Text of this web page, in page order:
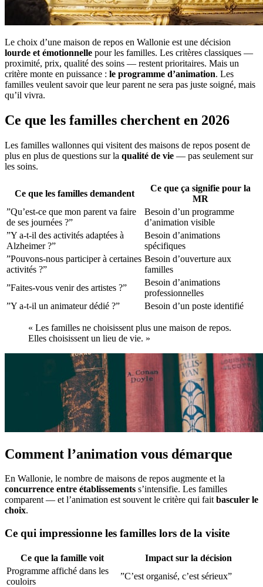
Le choix d’une maison de repos en Wallonie est une décision
lourde et émotionnelle pour les familles. Les critères classiques —
proximité, prix, qualité des soins — restent prioritaires. Mais un
critère monte en puissance : le programme d’animation. Les
familles veulent savoir que leur parent ne sera pas juste soigné, mais
qu’il vivra.
Ce que les familles cherchent en 2026
Les familles wallonnes qui visitent des maisons de repos posent de
plus en plus de questions sur la qualité de vie — pas seulement sur
les soins.
Ce que les familles demandent
Ce que ça signifie pour la
MR
”Qu’est-ce que mon parent va faire
de ses journées ?”
Besoin d’un programme
d’animation visible
”Y a-t-il des activités adaptées à
Alzheimer ?”
Besoin d’animations
spécifiques
”Pouvons-nous participer à certaines
activités ?”
Besoin d’ouverture aux
familles
”Faites-vous venir des artistes ?”
Besoin d’animations
professionnelles
”Y a-t-il un animateur dédié ?”
Besoin d’un poste identifié
« Les familles ne choisissent plus une maison de repos.
Elles choisissent un lieu de vie. »
Comment l’animation vous démarque
En Wallonie, le nombre de maisons de repos augmente et la
concurrence entre établissements s’intensifie. Les familles
comparent — et l’animation est souvent le critère qui faitbasculer le
choix.
Ce qui impressionne les familles lors de la visite
Ce que la famille voit
Impact sur la décision
Programme affiché dans les
couloirs
”C’est organisé, c’est sérieux”